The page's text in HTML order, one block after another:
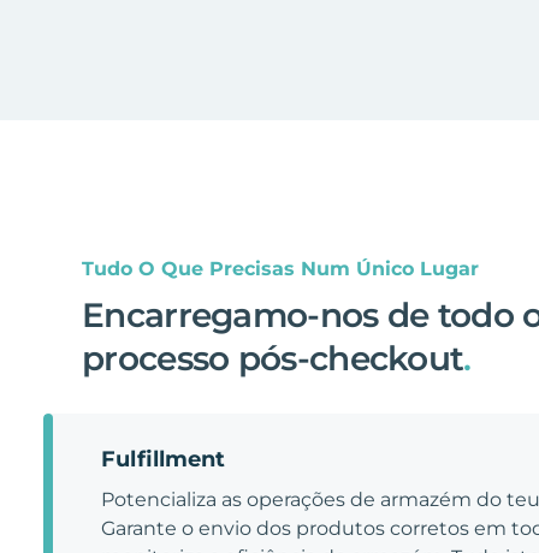
Tudo O Que Precisas Num Único Lugar
Encarregamo-nos de todo
processo pós-checkout.
Fulfillment
Potencializa as operações de armazém do
Garante o envio dos produtos corretos em